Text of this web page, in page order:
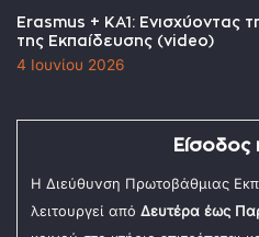
Erasmus + KA1: Ενισχύοντας
της Εκπαίδευσης (video)
4 Ιουνίου 2026
Είσοδος
Η Διεύθυνση Πρωτοβάθμιας
λειτουργεί από Δευτέρα έως